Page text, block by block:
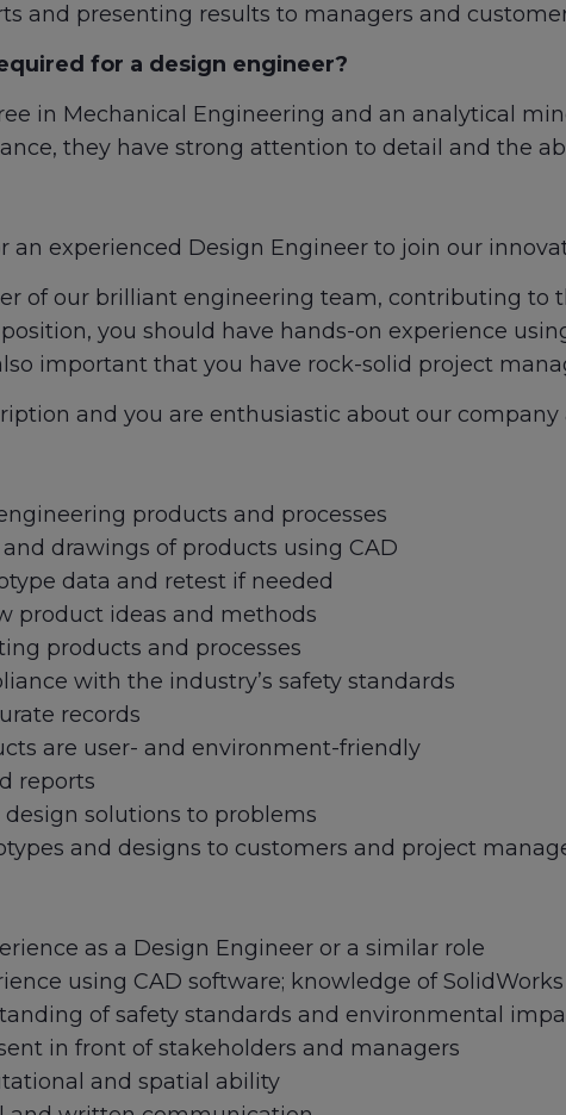
and presenting results to managers and
for a design engineer?
in Mechanical Engineering and an analytical
they have strong attention to detail and the
an experienced Design Engineer to join our
of our brilliant engineering team, contributing to
you should have hands-on experience
important that you have rock-solid project
and you are enthusiastic about our company
products and processes
drawings of products using CAD
data and retest if needed
product ideas and methods
products and processes
with the industry’s safety standards
records
are user- and environment-friendly
reports
solutions to problems
and designs to customers and project
as a Design Engineer or a similar role
using CAD software; knowledge of
of safety standards and environmental
in front of stakeholders and managers
and spatial ability